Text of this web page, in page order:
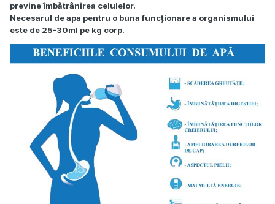
previne îmbătrânirea celulelor.
Necesarul de apa pentru o buna funcționare a organismului
este de 25-30ml pe kg corp.